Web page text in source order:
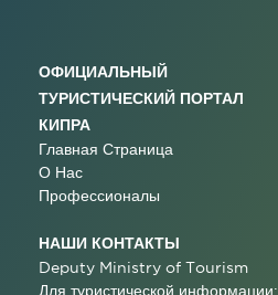
ОФИЦИАЛЬНЫЙ
ТУРИСТИЧЕСКИЙ ПОРТАЛ
КИПРА
Главная Страница
О Нас
Профессионалы
НАШИ КОНТАКТЫ
Deputy Ministry of Tourism
Для туристической информации: